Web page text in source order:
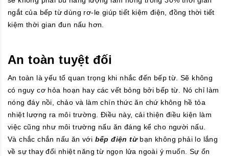
ngắt của bếp từ dùng rơ-le giúp tiết kiệm điện, đồng thời tiết
kiệm thời gian đun nấu hơn.
An toàn tuyệt đối
An toàn là yếu tố quan trọng khi nhắc đến bếp từ. Sẽ không
có nguy cơ hỏa hoạn hay các vết bỏng bởi bếp từ. Nó chỉ làm
nóng đáy nồi, chảo và làm chín thức ăn chứ không hề tỏa
nhiệt lượng ra môi trường. Điều này, cải thiện điều kiện làm
việc cũng như môi trường nấu ăn đáng kể cho người nấu.
Và chắc chắn nấu ăn với bếp điện từbạn không phải lo lắng
về sự thay đổi nhiệt năng từ ngọn lửa ngoài ý muốn. Sự ổn